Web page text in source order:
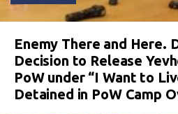
Enemy There and Here.
Decision to Release
PoW under “I Want to
Detained in PoW Camp